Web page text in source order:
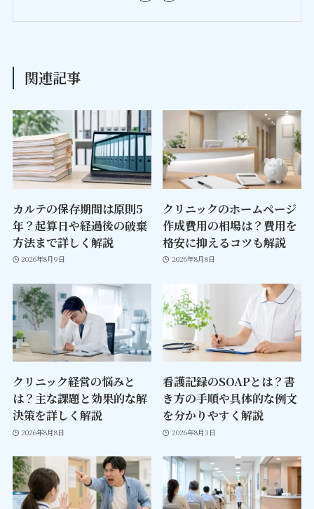
関連記事
カルテの保存期間は原則5
年？起算日や経過後の破棄
方法まで詳しく解説
2026年8月9日
クリニックのホームページ
作成費用の相場は？費用を
格安に抑えるコツも解説
2026年8月8日
クリニック経営の悩みと
は？主な課題と効果的な解
決策を詳しく解説
2026年8月8日
看護記録のSOAPとは？書
き方の手順や具体的な例文
を分かりやすく解説
2026年8月3日